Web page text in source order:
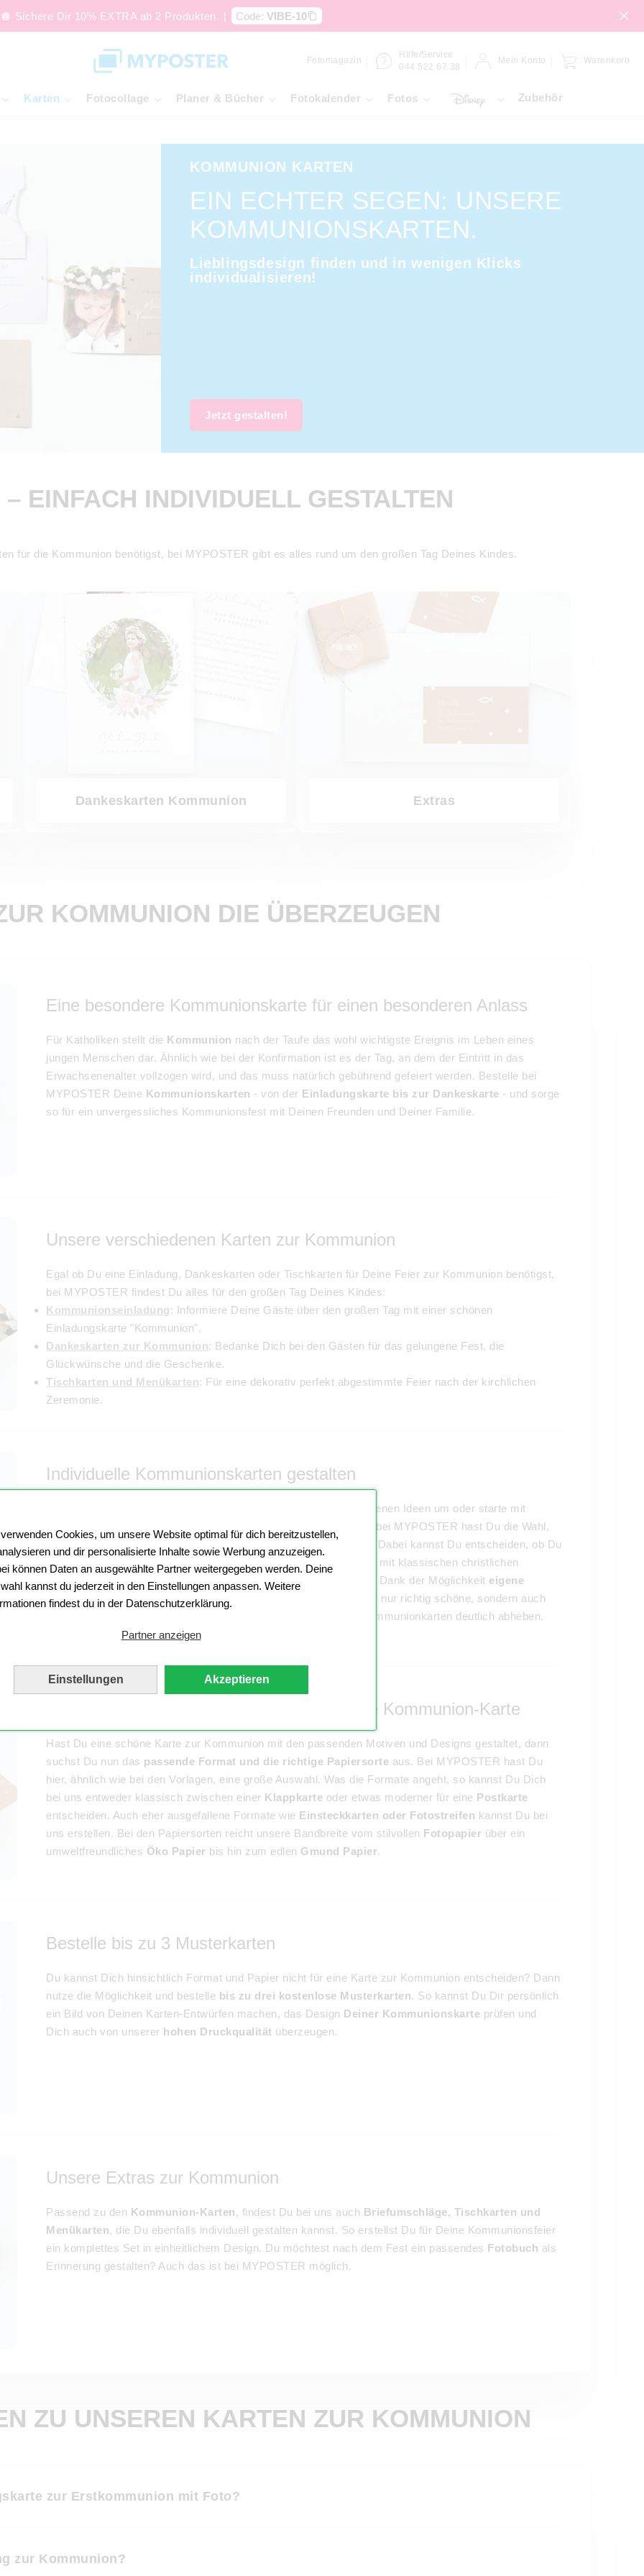
Cookies, um unsere Website optimal für dich bereitzustellen,
und dir personalisierte Inhalte sowie Werbung anzuzeigen.
können Daten an ausgewählte Partner weitergegeben werden. Deine
kannst du jederzeit in den Einstellungen anpassen. Weitere
findest du in der Datenschutzerklärung.
Partner anzeigen
Einstellungen Akzeptieren
🪩 Sichere Dir 10% EXTRA ab 2 Produkten. | Code: VIBE-10
Fotomagazin
Hilfe/Service
044 522 67 38
Mein Konto Warenkorb
Karten Fotocollage Planer & Bücher Fotokalender Fotos Zubehör
KOMMUNION KARTEN
EIN ECHTER SEGEN: UNSERE
KOMMUNIONSKARTEN.
Lieblingsdesign finden und in wenigen Klicks
individualisieren!
Jetzt gestalten!
EINFACH INDIVIDUELL GESTALTEN
für die Kommunion benötigst, bei MYPOSTER gibt es alles rund um den großen Tag Deines Kindes.
Dankeskarten Kommunion
Dankeskarten Kommunion
Extras
KOMMUNION DIE ÜBERZEUGEN
Eine besondere Kommunionskarte für einen besonderen Anlass
Für Katholiken stellt die Kommunion nach der Taufe das wohl wichtigste Ereignis im Leben eines
jungen Menschen dar. Ähnlich wie bei der Konfirmation ist es der Tag, an dem der Eintritt in das
Erwachsenenalter vollzogen wird, und das muss natürlich gebührend gefeiert werden. Bestelle bei
MYPOSTER Deine Kommunionskarten - von der Einladungskarte bis zur Dankeskarte - und sorge
so für ein unvergessliches Kommunionsfest mit Deinen Freunden und Deiner Familie.
Unsere verschiedenen Karten zur Kommunion
Egal ob Du eine Einladung, Dankeskarten oder Tischkarten für Deine Feier zur Kommunion benötigst,
bei MYPOSTER findest Du alles für den großen Tag Deines Kindes:
Kommunionseinladung: Informiere Deine Gäste über den großen Tag mit einer schönen
Einladungskarte "Kommunion".
Dankeskarten zur Kommunion: Bedanke Dich bei den Gästen für das gelungene Fest, die
Glückwünsche und die Geschenke.
Tischkarten und Menükarten: Für eine dekorativ perfekt abgestimmte Feier nach der kirchlichen
Zeremonie.
Individuelle Kommunionskarten gestalten
Setze mit unseren weißen, so genannten Blanko Karten Deine eigenen Ideen um oder starte mit
zum Thema Kommunion - bei MYPOSTER hast Du die Wahl,
wie Du Deine
persönlichen Kommunionskarten
gestalten willst. Dabei kannst Du entscheiden, ob Du
eher ausgefallene Karten erstellen oder Deine Kommunionskarten mit klassischen christlichen
Symbolen wie Fischen, Kreuzen oder Tauben versehen möchtest. Dank der Möglichkeit eigene
Motive, Bilder und Textehinzuzufügen, erstellst Du mit uns nicht nur richtig schöne, sondern auch
personalisierte Kommunionskarten, die sich von den Standard Kommunionkarten deutlich abheben.
Unsere Formate und Papiersorten für Deine Kommunion-Karte
Hast Du eine schöne Karte zur Kommunion mit den passenden Motiven und Designs gestaltet, dann
suchst Du nun das passende Format und die richtige Papiersorte aus. Bei MYPOSTER hast Du
hier, ähnlich wie bei den Vorlagen, eine große Auswahl. Was die Formate angeht, so kannst Du Dich
bei uns entweder klassisch zwischen einer Klappkarte oder etwas moderner für eine Postkarte
entscheiden. Auch eher ausgefallene Formate wie Einsteckkarten oder Fotostreifen kannst Du bei
uns erstellen. Bei den Papiersorten reicht unsere Bandbreite vom stilvollen Fotopapier über ein
umweltfreundliches Öko Papier bis hin zum edlen Gmund Papier.
Bestelle bis zu 3 Musterkarten
Du kannst Dich hinsichtlich Format und Papier nicht für eine Karte zur Kommunion entscheiden? Dann
nutze die Möglichkeit und bestelle bis zu drei kostenlose Musterkarten. So kannst Du Dir persönlich
ein Bild von Deinen Karten-Entwürfen machen, das Design Deiner Kommunionskarte prüfen und
Dich auch von unserer hohen Druckqualität überzeugen.
Unsere Extras zur Kommunion
Passend zu den Kommunion-Karten, findest Du bei uns auch Briefumschläge, Tischkarten und
Menükarten, die Du ebenfalls individuell gestalten kannst. So erstellst Du für Deine Kommunionsfeier
ein komplettes Set in einheitlichem Design. Du möchtest nach dem Fest ein passendes Fotobuch als
Erinnerung gestalten? Auch das ist bei MYPOSTER möglich.
ZU UNSEREN KARTEN ZUR KOMMUNION
zur Erstkommunion mit Foto?
zur Kommunion?